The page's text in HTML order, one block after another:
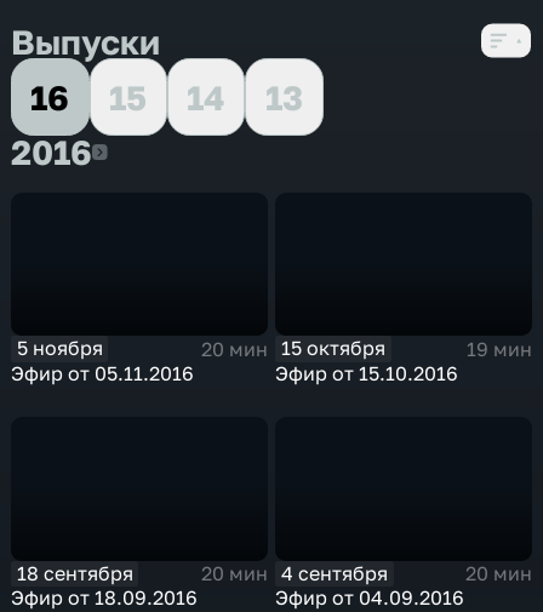
Выпуски
16
15 14
13
20162016
5 ноября
20 мин
Эфир от 05.11.2016
15 октября
19 мин
Эфир от 15.10.2016
18 сентября
20 мин
Эфир от 18.09.2016
4 сентября
20 мин
Эфир от 04.09.2016